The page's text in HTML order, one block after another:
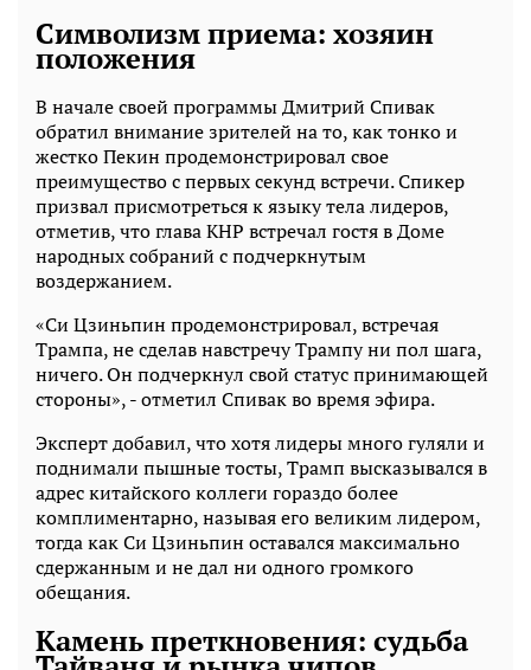
Символизм приема: хозяин
положения
В начале своей программы Дмитрий Спивак
обратил внимание зрителей на то, как тонко и
жестко Пекин продемонстрировал свое
преимущество с первых секунд встречи. Спикер
призвал присмотреться к языку тела лидеров,
отметив, что глава КНР встречал гостя в Доме
народных собраний с подчеркнутым
воздержанием.
«Си Цзиньпин продемонстрировал, встречая
Трампа, не сделав навстречу Трампу ни пол шага,
ничего. Он подчеркнул свой статус принимающей
стороны», - отметил Спивак во время эфира.
Эксперт добавил, что хотя лидеры много гуляли и
поднимали пышные тосты, Трамп высказывался в
адрес китайского коллеги гораздо более
комплиментарно, называя его великим лидером,
тогда как Си Цзиньпин оставался максимально
сдержанным и не дал ни одного громкого
обещания.
Камень преткновения: судьба